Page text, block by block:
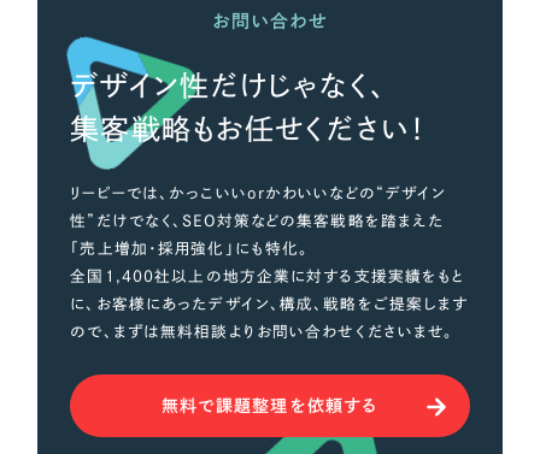
お問い合わせ
デザイン性だけじゃなく、
集客戦略もお任せください！
リーピーでは、かっこいいorかわいいなどの“デザイン
性”だけでなく、SEO対策などの集客戦略を踏まえた
「売上増加・採用強化」にも特化。
全国1,400社以上の地方企業に対する支援実績をもと
に、お客様にあったデザイン、構成、戦略をご提案します
ので、まずは無料相談よりお問い合わせくださいませ。
無料で課題整理を依頼する